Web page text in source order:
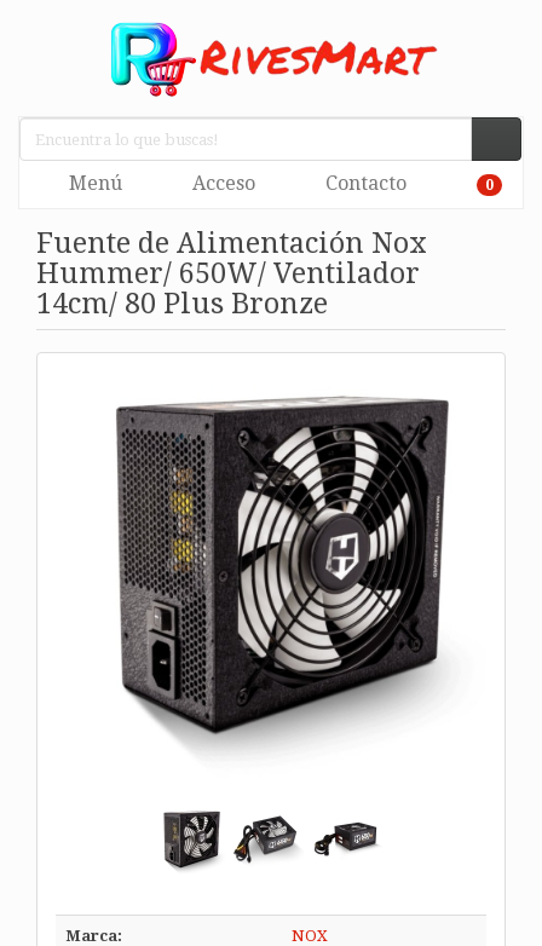
Menú Acceso Contacto 0
Fuente de Alimentación Nox
Hummer/ 650W/ Ventilador
14cm/ 80 Plus Bronze
Marca: NOX